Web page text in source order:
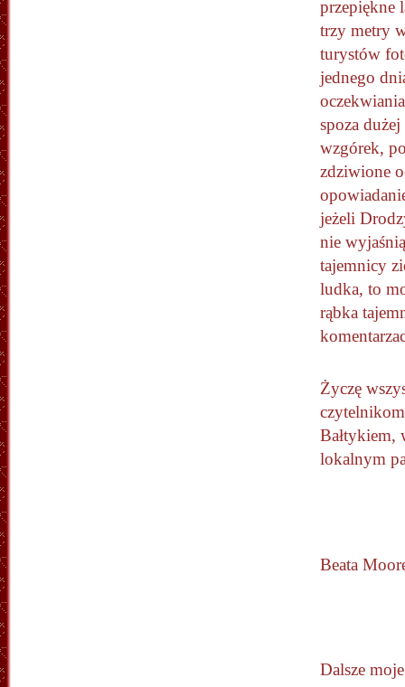
przepiękne
trzy metry
turystów
jednego
spoza
wzgórek,
zdziwione
jeżeli
nie
tajemnicy
ludka, to
rąbka
Życzę
Bałtykiem,
lokalnym
Beata
Dalsze